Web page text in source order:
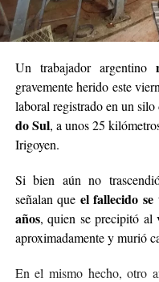
Un trabajador argentino
gravemente herido este
laboral registrado en un
do Sul, a unos 25
Irigoyen.
Si bien aún no
señalan que el fallecido
años, quien se precipitó al
aproximadamente y murió
En el mismo hecho, otro